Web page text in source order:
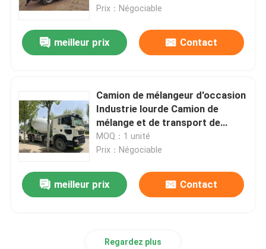
Prix：Négociable
meilleur prix Contact
Camion de mélangeur d'occasion
Industrie lourde Camion de
mélange et de transport de
béton
MOQ：1 unité
Prix：Négociable
meilleur prix Contact
Regardez plus